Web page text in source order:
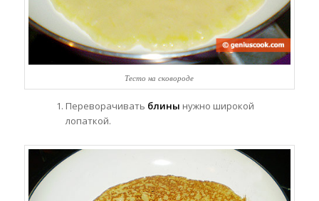
Тесто на сковороде
Переворачивать блины нужно широкой
лопаткой.